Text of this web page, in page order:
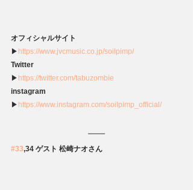
オフィシャルサイト
▶ https://www.jvcmusic.co.jp/soilpimp/
Twitter
▶ https://twitter.com/tabuzombie
instagram
▶ https://www.instagram.com/soilpimp_official/
#33,34 ゲスト 松崎ナオさん